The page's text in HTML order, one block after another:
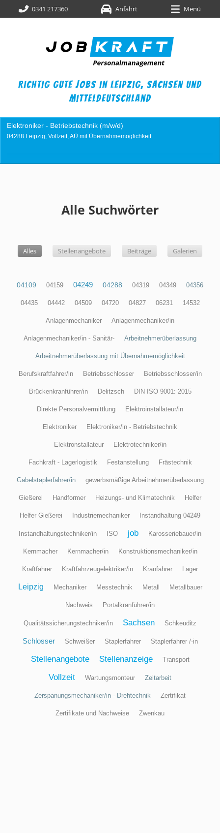
0341 217360 Anfahrt Menü
richtig gute jobs in leipzig, sachsen und
mitteldeutschland
Elektroniker - Betriebstechnik (m/w/d)
04288 Leipzig, Vollzeit, AÜ mit Übernahmemöglichkeit
Alle Suchwörter
Alles
Alles Stellenangebote Beiträge Galerien
04109 04159 04249 04288 04319 04349 04356
04435 04442 04509 04720 04827 06231 14532
Anlagenmechaniker Anlagenmechaniker/in
Anlagenmechaniker/in - Sanitär- Arbeitnehmerüberlassung
Arbeitnehmerüberlassung mit Übernahmemöglichkeit
Berufskraftfahrer/in Betriebsschlosser Betriebsschlosser/in
Brückenkranführer/in Delitzsch DIN ISO 9001: 2015
Direkte Personalvermittlung Elektroinstallateur/in
Elektroniker Elektroniker/in - Betriebstechnik
Elektronstallateur Elektrotechniker/in
Fachkraft - Lagerlogistik Festanstellung Frästechnik
Gabelstaplerfahrer/in gewerbsmäßige Arbeitnehmerüberlassung
Gießerei Handformer Heizungs- und Klimatechnik Helfer
Helfer Gießerei Industriemechaniker Instandhaltung 04249
Instandhaltungstechniker/in ISO job Karosseriebauer/in
Kernmacher Kernmacher/in Konstruktionsmechaniker/in
Kraftfahrer Kraftfahrzeugelektriker/in Kranfahrer Lager
Leipzig Mechaniker Messtechnik Metall Metallbauer
Nachweis Portalkranführer/in
Qualitätssicherungstechniker/in Sachsen Schkeuditz
Schlosser Schweißer Staplerfahrer Staplerfahrer /-in
Stellenangebote Stellenanzeige Transport
Vollzeit Wartungsmonteur Zeitarbeit
Zerspanungsmechaniker/in - Drehtechnik Zertifikat
Zertifikate und Nachweise Zwenkau